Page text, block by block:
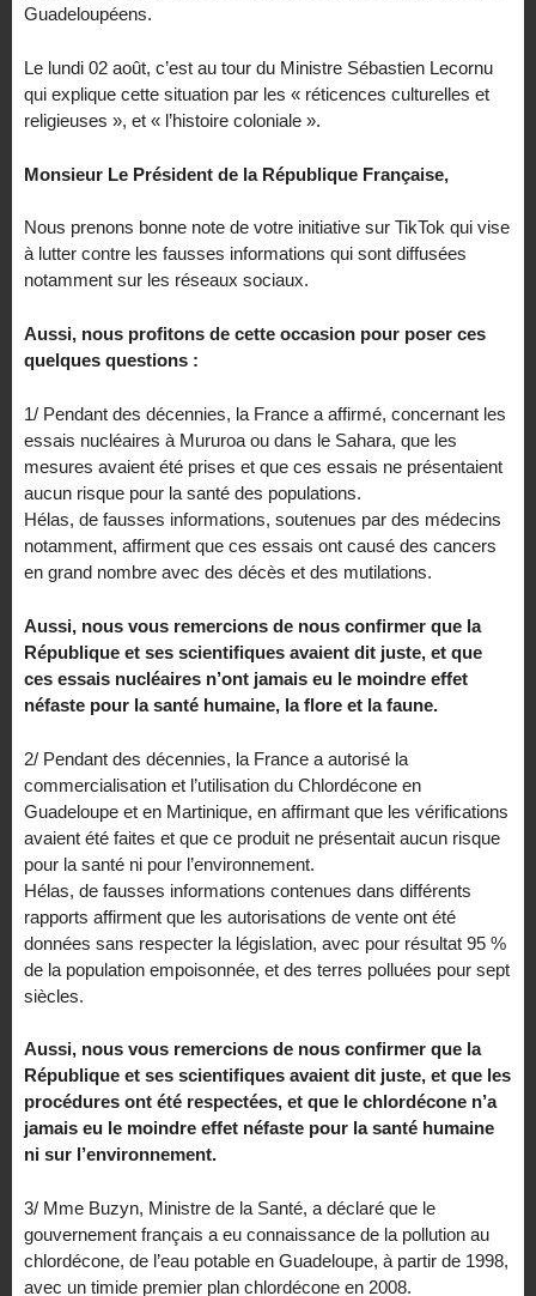
Guadeloupéens.
Le lundi 02 août, c’est au tour du Ministre Sébastien Lecornu
qui explique cette situation par les « réticences culturelles et
religieuses », et « l’histoire coloniale ».
Monsieur Le Président de la République Française,
Nous prenons bonne note de votre initiative sur TikTok qui vise
à lutter contre les fausses informations qui sont diffusées
notamment sur les réseaux sociaux.
Aussi, nous profitons de cette occasion pour poser ces
quelques questions :
1/ Pendant des décennies, la France a affirmé, concernant les
essais nucléaires à Mururoa ou dans le Sahara, que les
mesures avaient été prises et que ces essais ne présentaient
aucun risque pour la santé des populations.
Hélas, de fausses informations, soutenues par des médecins
notamment, affirment que ces essais ont causé des cancers
en grand nombre avec des décès et des mutilations.
Aussi, nous vous remercions de nous confirmer que la
République et ses scientifiques avaient dit juste, et que
ces essais nucléaires n’ont jamais eu le moindre effet
néfaste pour la santé humaine, la flore et la faune.
2/ Pendant des décennies, la France a autorisé la
commercialisation et l’utilisation du Chlordécone en
Guadeloupe et en Martinique, en affirmant que les vérifications
avaient été faites et que ce produit ne présentait aucun risque
pour la santé ni pour l’environnement.
Hélas, de fausses informations contenues dans différents
rapports affirment que les autorisations de vente ont été
données sans respecter la législation, avec pour résultat 95 %
de la population empoisonnée, et des terres polluées pour sept
siècles.
Aussi, nous vous remercions de nous confirmer que la
République et ses scientifiques avaient dit juste, et que les
procédures ont été respectées, et que le chlordécone n’a
jamais eu le moindre effet néfaste pour la santé humaine
ni sur l’environnement.
3/ Mme Buzyn, Ministre de la Santé, a déclaré que le
gouvernement français a eu connaissance de la pollution au
chlordécone, de l’eau potable en Guadeloupe, à partir de 1998,
avec un timide premier plan chlordécone en 2008.